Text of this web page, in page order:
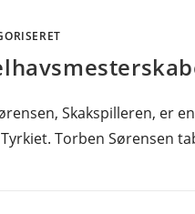
Skakspilleren, er
Torben Sørensen